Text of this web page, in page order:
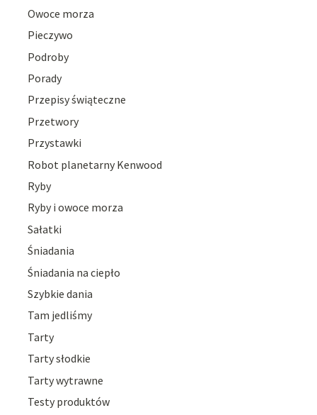
Owoce morza
Pieczywo
Podroby
Porady
Przepisy świąteczne
Przetwory
Przystawki
Robot planetarny Kenwood
Ryby
Ryby i owoce morza
Sałatki
Śniadania
Śniadania na ciepło
Szybkie dania
Tam jedliśmy
Tarty
Tarty słodkie
Tarty wytrawne
Testy produktów